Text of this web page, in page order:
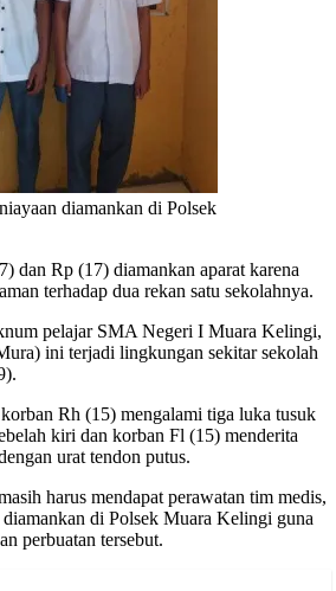
diamankan di Polsek
dan Rp (17) diamankan aparat karena
terhadap dua rekan satu sekolahnya.
pelajar SMA Negeri I Muara Kelingi,
ini terjadi lingkungan sekitar sekolah
Rh (15) mengalami tiga luka tusuk
kiri dan korban Fl (15) menderita
urat tendon putus.
harus mendapat perawatan tim medis,
di Polsek Muara Kelingi guna
perbuatan tersebut.